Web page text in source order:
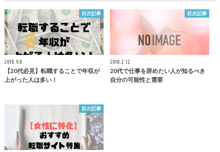
目次記事
2018.9.8
【20代必見】転職することで年収が
上がった人は多い！
目次記事
2018.2.12
20代で仕事を辞めたい人が知るべき
自分の可能性と需要
目次記事